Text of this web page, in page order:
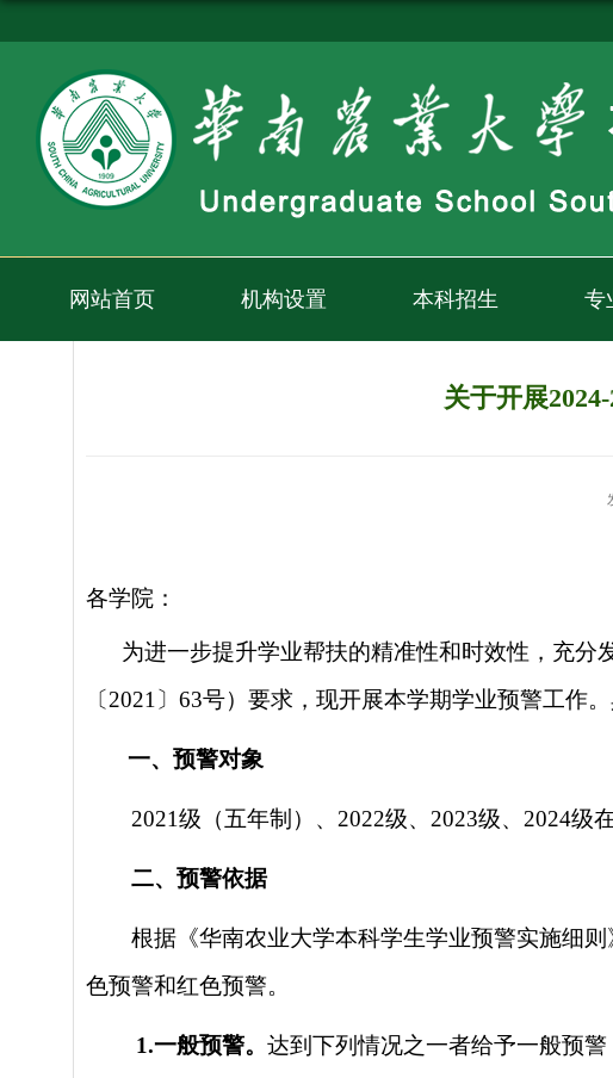
网站首页 机构设置 本科招生 专
关于开展
各学院：
为进一步提升学业帮扶的精准性和时效性，充分
〔 2021〕63号）要求，现开展本学期学业预警工作
一、预警对象
2021级（五年制）、 2022级、 2023级、 2024级
二、预警依据
根据《华南农业大学本科学生学业预警实施细则
色预警和红色预警。
1.一般预警。 达到下列情况之一者给予一般预警